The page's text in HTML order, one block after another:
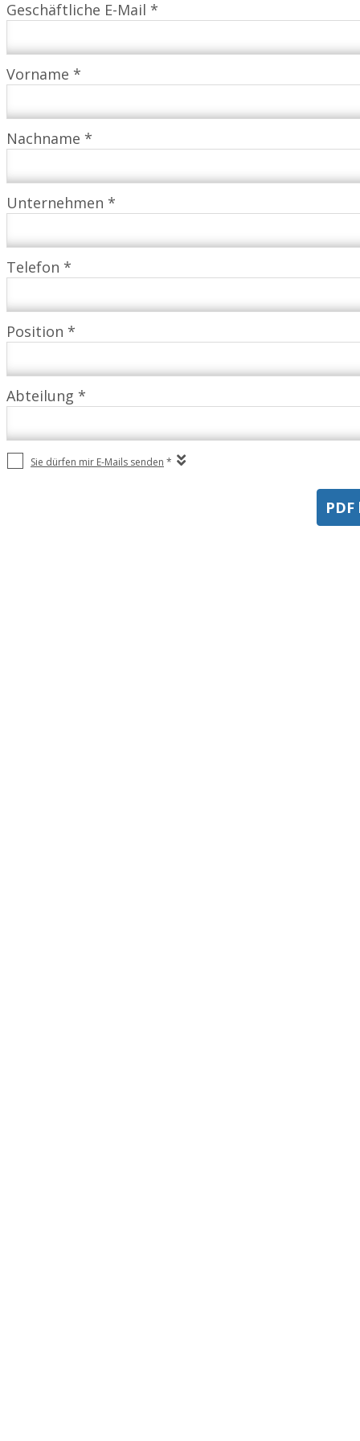
Geschäftliche E-Mail *
Vorname *
Nachname *
Unternehmen *
Telefon *
Position *
Abteilung *
Sie dürfen mir E-Mails senden *